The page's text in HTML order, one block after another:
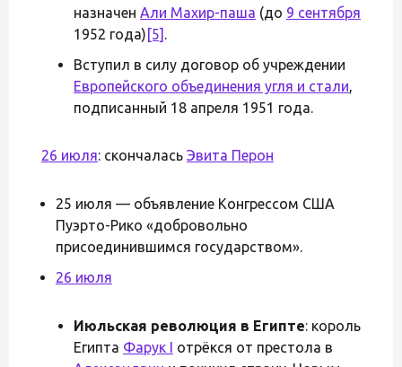
назначен Али Махир-паша (до 9 сентября
1952 года) [5] .
Вступил в силу договор об учреждении
Европейского объединения угля и стали,
подписанный 18 апреля 1951 года.
26 июля: скончалась Эвита Перон
25 июля — объявление Конгрессом США
Пуэрто-Рико «добровольно
присоединившимся государством».
26 июля
Июльская революция в Египте: король
Египта Фарук I отрёкся от престола в